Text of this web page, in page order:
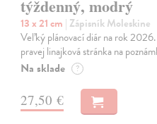
týždenný, modrý
13 x 21 cm | Zápisník Moleskine
Veľký plánovací diár na rok
pravej linajková stránka na
Na sklade ?
27,50 €